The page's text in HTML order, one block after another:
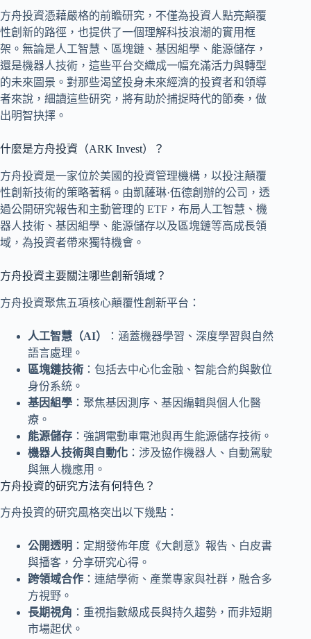
方舟投資憑藉嚴格的前瞻研究，不僅為投資人點亮顛覆
性創新的路徑，也提供了一個理解科技浪潮的實用框
架。無論是人工智慧、區塊鏈、基因組學、能源儲存，
還是機器人技術，這些平台交織成一幅充滿活力與轉型
的未來圖景。對那些渴望投身未來經濟的投資者和領導
者來說，細讀這些研究，將有助於捕捉時代的節奏，做
出明智抉擇。
什麼是方舟投資（ARK Invest）？
方舟投資是一家位於美國的投資管理機構，以投注顛覆
性創新技術的策略著稱。由凱薩琳·伍德創辦的公司，透
過公開研究報告和主動管理的 ETF，布局人工智慧、機
器人技術、基因組學、能源儲存以及區塊鏈等高成長領
域，為投資者帶來獨特機會。
方舟投資主要關注哪些創新領域？
方舟投資聚焦五項核心顛覆性創新平台：
人工智慧（AI）
：涵蓋機器學習、深度學習與自然
語言處理。
區塊鏈技術 ：包括去中心化金融、智能合約與數位
身份系統。
基因組學 ：聚焦基因測序、基因編輯與個人化醫
療。
能源儲存 ：強調電動車電池與再生能源儲存技術。
機器人技術與自動化 ：涉及協作機器人、自動駕駛
與無人機應用。
方舟投資的研究方法有何特色？
方舟投資的研究風格突出以下幾點：
公開透明 ：定期發佈年度《大創意》報告、白皮書
與播客，分享研究心得。
跨領域合作 ：連結學術、產業專家與社群，融合多
方視野。
長期視角 ：重視指數級成長與持久趨勢，而非短期
市場起伏。